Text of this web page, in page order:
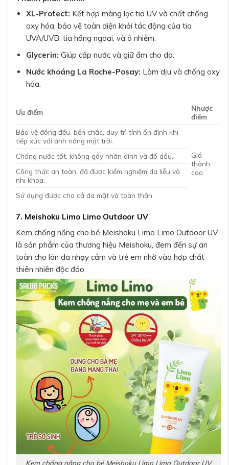
XL-Protect: Kết hợp màng lọc tia UV và chất chống
oxy hóa, bảo vệ toàn diện khỏi tác động của tia
UVA/UVB, tia hồng ngoại, và ô nhiễm.
Glycerin: Giúp cấp nước và giữ ẩm cho da.
Nước khoáng La Roche-Posay: Làm dịu và chống oxy
hóa.
Ưu điểm
Nhược
điểm
Bảo vệ đồng đều, bền chắc, duy trì tính ổn định khi
tiếp xúc với ánh nắng mặt trời.
Giá
thành
cao.
Chống nước tốt, không gây nhờn dính và đổ dầu.
Công thức an toàn, đã được kiểm nghiệm da liễu và
nhi khoa.
Sử dụng được cho cả da mặt và toàn thân.
7. Meishoku Limo Limo Outdoor UV
Kem chống nắng cho bé Meishoku Limo Limo Outdoor UV
là sản phẩm của thương hiệu Meishoku, đem đến sự an
toàn cho làn da nhạy cảm và trẻ em nhờ vào hợp chất
thiên nhiên độc đáo.
Kem chống nắng cho bé Meishoku Limo Limo Outdoor UV